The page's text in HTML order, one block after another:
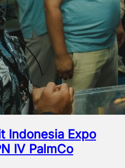
Indonesia Expo
IV PalmCo